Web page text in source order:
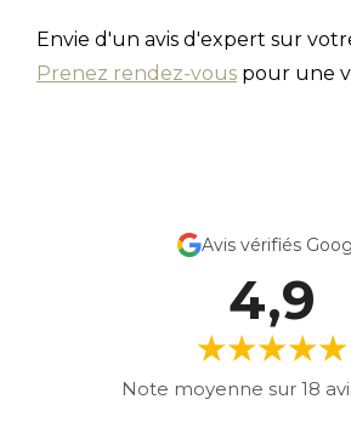
Envie d'un avis d'expert sur
Prenez rendez-vous pour une
Avis vérifiés
4,9
★★★★★
Note moyenne sur 18